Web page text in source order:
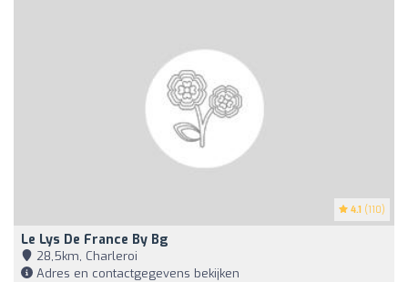
4.1 (110)
Le Lys De France By Bg
28,5km, Charleroi
Adres en contactgegevens bekijken